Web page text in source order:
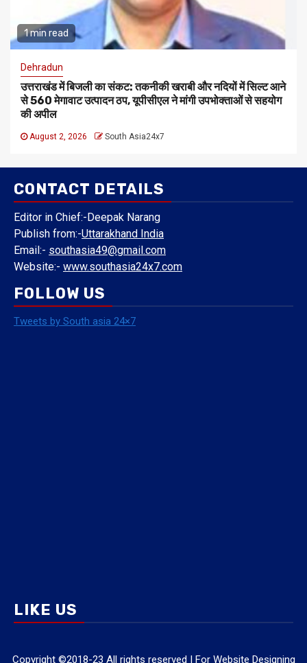
1 min read
Dehradun
उत्तराखंड में बिजली का संकट: तकनीकी खराबी और नदियों में सिल्ट आने
से 560 मेगावाट उत्पादन ठप, यूपीसीएल ने मांगी उपभोक्ताओं से सहयोग
की अपील
August 2, 2026 South Asia24x7
CONTACT DETAILS
Editor in Chief:-Deepak Narang
Publish from:-Uttarakhand India
Email:- southasia49@gmail.com
Website:- www.southasia24x7.com
FOLLOW US
Tweets by South asia 24×7
LIKE US
Copyright ©2018-23 All rights reserved | For Website Designing